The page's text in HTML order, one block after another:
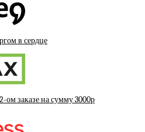
в сердце
ом заказе на сумму 3000р